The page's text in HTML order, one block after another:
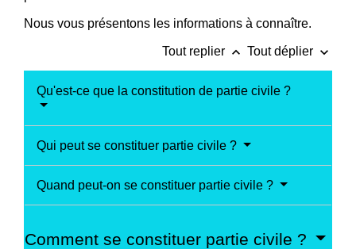
Nous vous présentons les informations à connaître.
Tout replier keyboard_arrow_up Tout déplier keyboard_arrow_down
Qu'est-ce que la constitution de partie civile ?
Qui peut se constituer partie civile ?
Quand peut-on se constituer partie civile ?
Comment se constituer partie civile ?